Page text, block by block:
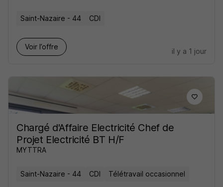
Saint-Nazaire - 44 CDI
Voir l’offre
il y a 1 jour
Chargé d'Affaire Electricité Chef de
Projet Electricité BT H/F
MYTTRA
Saint-Nazaire - 44 CDI Télétravail occasionnel